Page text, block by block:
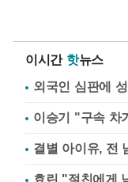
이시간 핫뉴스
외국인 심판에
이승기 "구속 차
결별 아이유, 전
효린 "절친에게